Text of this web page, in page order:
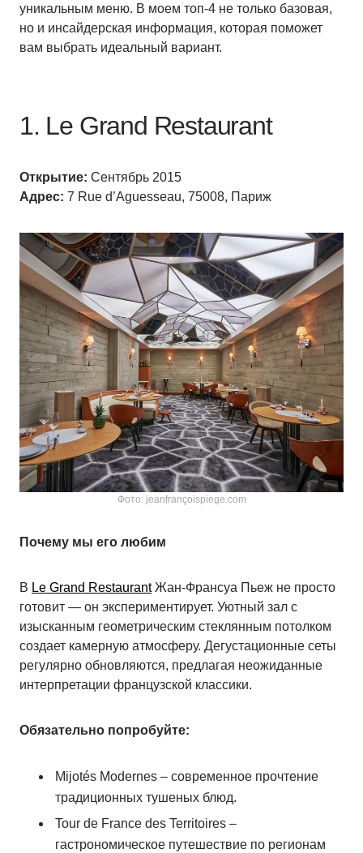
уникальным меню. В моем топ-4 не только базовая,
но и инсайдерская информация, которая поможет
вам выбрать идеальный вариант.
1. Le Grand Restaurant
Открытие: Сентябрь 2015
Адрес: 7 Rue d’Aguesseau, 75008, Париж
Фото: jeanfrançoispiege.com
Почему мы его любим
В Le Grand RestaurantЖан-Франсуа Пьеж не просто
готовит — он экспериментирует. Уютный зал с
изысканным геометрическим стеклянным потолком
создает камерную атмосферу. Дегустационные сеты
регулярно обновляются, предлагая неожиданные
интерпретации французской классики.
Обязательно попробуйте:
Mijotés Modernes – современное прочтение
традиционных тушеных блюд.
Tour de France des Territoires –
гастрономическое путешествие по регионам